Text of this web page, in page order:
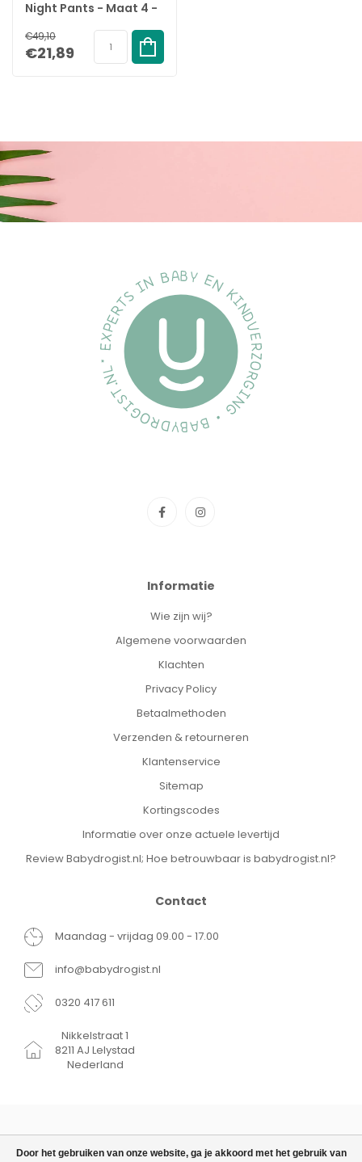
Night Pants - Maat 4 -
Mega Pack - 80 stuks -
9/15 KG
€49,10
€21,89
Door het gebruiken van onze website, ga je akkoord met het gebruik van
Informatie
Wie zijn wij?
Algemene voorwaarden
Klachten
Privacy Policy
Betaalmethoden
Verzenden & retourneren
Klantenservice
Sitemap
Kortingscodes
Informatie over onze actuele levertijd
Review Babydrogist.nl; Hoe betrouwbaar is babydrogist.nl?
Contact
Maandag - vrijdag 09.00 - 17.00
info@babydrogist.nl
0320 417 611
Nikkelstraat 1
8211 AJ Lelystad
Nederland